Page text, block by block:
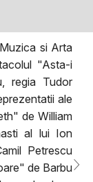
si Arta
"Asta-i
regia Tudor
ale
de William
al lui Ion
Petrescu
de Barbu